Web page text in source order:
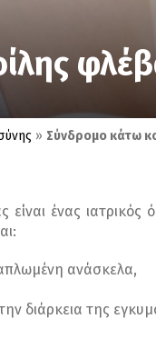
» Σύνδρομο κάτω
είναι ένας
ανάσκελα,
διάρκεια της